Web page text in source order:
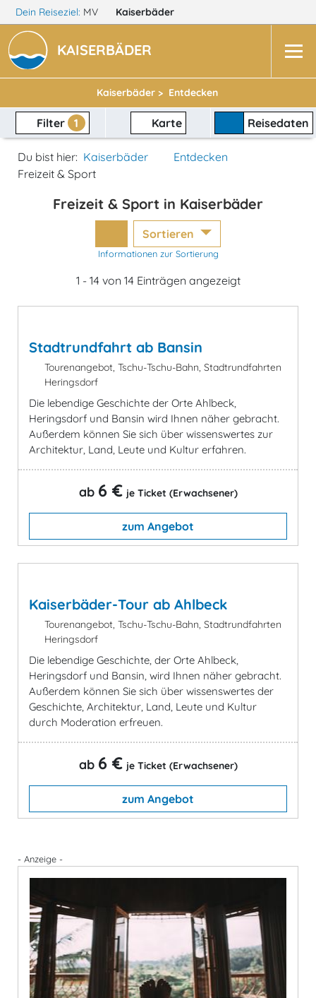
Dein Reiseziel: MV Kaiserbäder
KAISERBÄDER
Kaiserbäder > Entdecken
Filter 1 Karte Reisedaten
Du bist hier: Kaiserbäder
Entdecken
Freizeit & Sport
Freizeit & Sport in Kaiserbäder
Sortieren
Informationen zur Sortierung
1 - 14 von 14 Einträgen angezeigt
Stadtrundfahrt ab Bansin
Tourenangebot, Tschu-Tschu-Bahn, Stadtrundfahrten
Heringsdorf
Die lebendige Geschichte der Orte Ahlbeck,
Heringsdorf und Bansin wird Ihnen näher gebracht.
Außerdem können Sie sich über wissenswertes zur
Architektur, Land, Leute und Kultur erfahren.
ab 6 € je Ticket (Erwachsener)
zum Angebot
Kaiserbäder-Tour ab Ahlbeck
Tourenangebot, Tschu-Tschu-Bahn, Stadtrundfahrten
Heringsdorf
Die lebendige Geschichte, der Orte Ahlbeck,
Heringsdorf und Bansin, wird Ihnen näher gebracht.
Außerdem können Sie sich über wissenswertes der
Geschichte, Architektur, Land, Leute und Kultur
durch Moderation erfreuen.
ab 6 € je Ticket (Erwachsener)
zum Angebot
- Anzeige -